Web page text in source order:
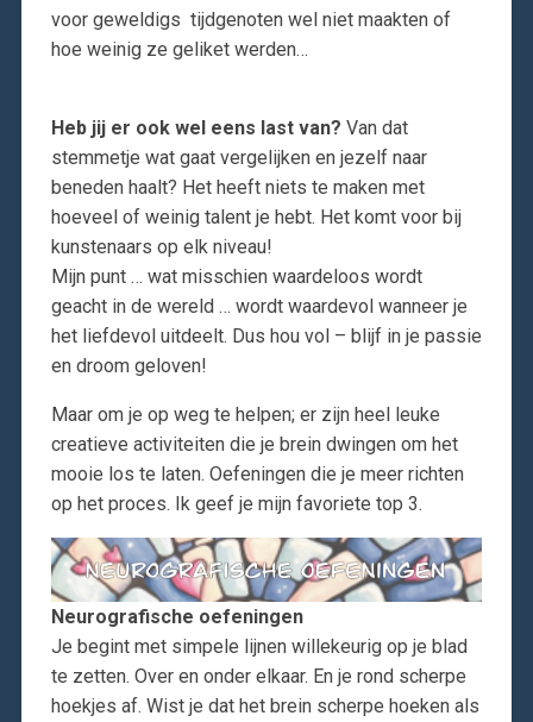
voor geweldigs tijdgenoten wel niet maakten of
hoe weinig ze geliket werden…
Heb jij er ook wel eens last van? Van dat
stemmetje wat gaat vergelijken en jezelf naar
beneden haalt? Het heeft niets te maken met
hoeveel of weinig talent je hebt. Het komt voor bij
kunstenaars op elk niveau!
Mijn punt … wat misschien waardeloos wordt
geacht in de wereld … wordt waardevol wanneer je
het liefdevol uitdeelt. Dus hou vol – blijf in je passie
en droom geloven!
Maar om je op weg te helpen; er zijn heel leuke
creatieve activiteiten die je brein dwingen om het
mooie los te laten. Oefeningen die je meer richten
op het proces. Ik geef je mijn favoriete top 3.
Neurografische oefeningen
Je begint met simpele lijnen willekeurig op je blad
te zetten. Over en onder elkaar. En je rond scherpe
hoekjes af. Wist je dat het brein scherpe hoeken als